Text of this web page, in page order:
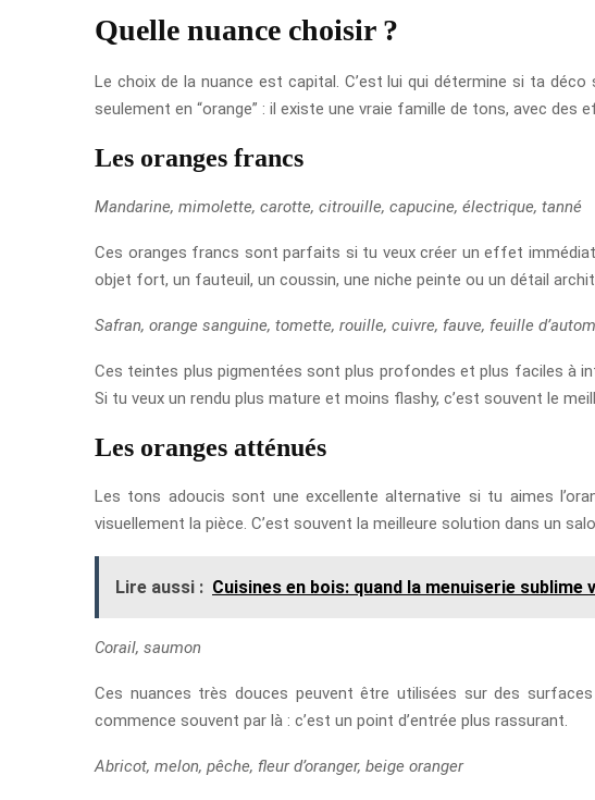
Quelle nuance choisir ?
Le choix de la nuance est capital. C’est lui qui détermine si ta
seulement en “orange” : il existe une vraie famille de tons, avec
Les oranges francs
Mandarine, mimolette, carotte, citrouille, capucine, électrique, tanné
Ces oranges francs sont parfaits si tu veux créer un effet
objet fort, un fauteuil, un coussin, une niche peinte ou un détail
Safran, orange sanguine, tomette, rouille, cuivre, fauve, feuille
Ces teintes plus pigmentées sont plus profondes et plus faciles à
Si tu veux un rendu plus mature et moins flashy, c’est souvent le
Les oranges atténués
Les tons adoucis sont une excellente alternative si tu aimes
visuellement la pièce. C’est souvent la meilleure solution dans un
Lire aussi : Cuisines en bois: quand la menuiserie sublime
Corail, saumon
Ces nuances très douces peuvent être utilisées sur des
commence souvent par là : c’est un point d’entrée plus rassurant.
Abricot, melon, pêche, fleur d’oranger, beige oranger